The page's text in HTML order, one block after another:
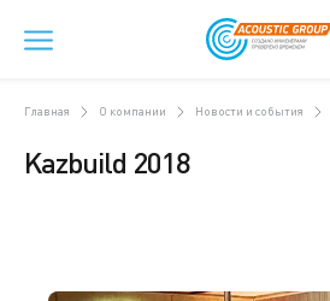
Главная О компании Новости и события
Kazbuild 2018